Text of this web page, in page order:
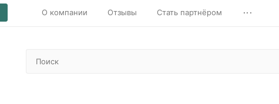
О компании Отзывы Стать партнёром ...